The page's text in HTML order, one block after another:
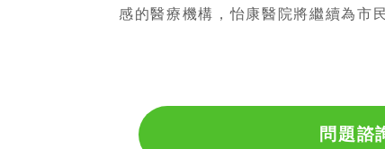
感的醫療機構，怡康醫院將繼續為市
問題諮